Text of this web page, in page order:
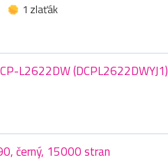
1 zlaťák
L2622DW (DCPL2622DWYJ1)
černý, 15000 stran